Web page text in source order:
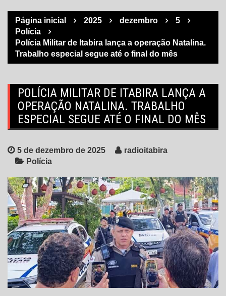
Página inicial 2025 dezembro
5
Polícia
Polícia Militar de Itabira lança a operação Natalina.
Trabalho especial segue até o final do mês
POLÍCIA MILITAR DE ITABIRA LANÇA A
OPERAÇÃO NATALINA. TRABALHO
ESPECIAL SEGUE ATÉ O FINAL DO MÊS
5 de dezembro de 2025
radioitabira
Polícia